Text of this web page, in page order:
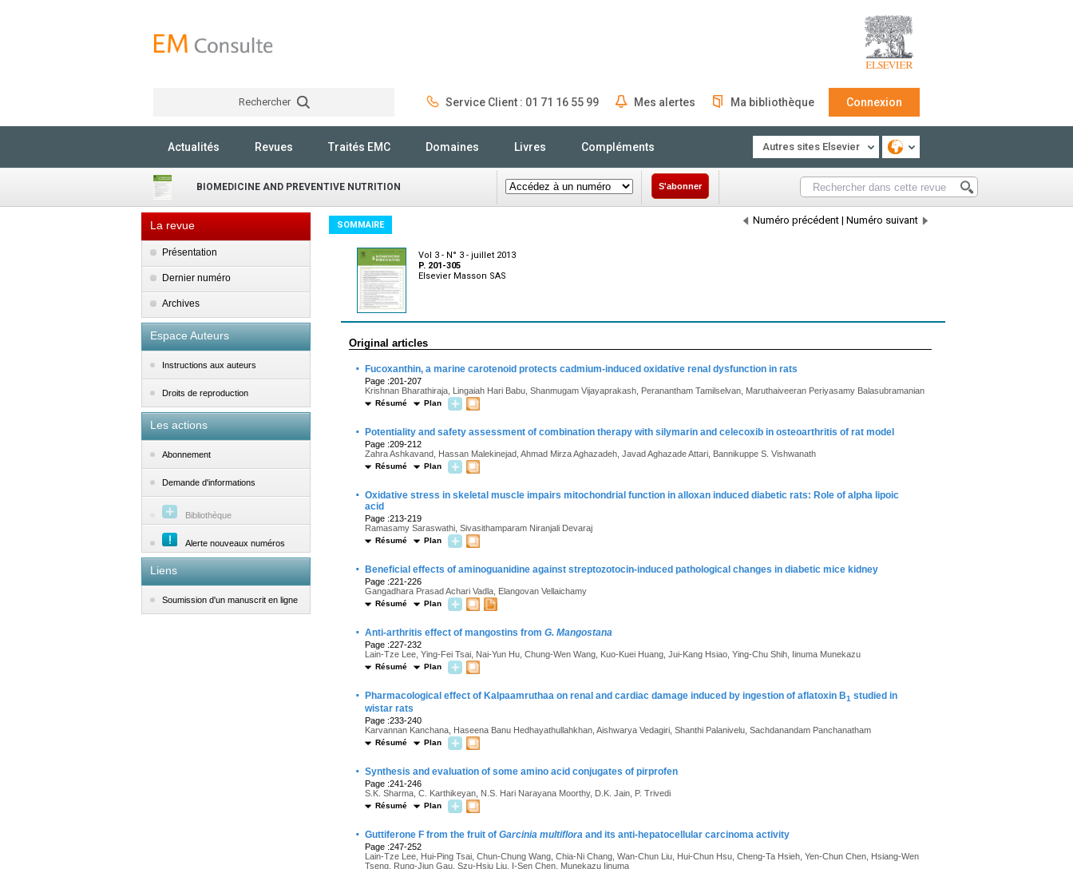
Rechercher Service Client : 01 71 16 55 99 Mes alertes Ma bibliothèque Connexion
Actualités Revues Traités EMC Domaines Livres Compléments Autres sites Elsevier
BIOMEDICINE AND PREVENTIVE NUTRITION S'abonner
La revue
Présentation
Dernier numéro
Archives
Espace Auteurs
Instructions aux auteurs
Droits de reproduction
Les actions
Abonnement
Demande d'informations
Bibliothèque
Alerte nouveaux numéros
Liens
Soumission d'un manuscrit en ligne
SOMMAIRE Numéro précédent | Numéro suivant
Vol 3 - N° 3 - juillet 2013
P. 201-305
Elsevier Masson SAS
Original articles
· Fucoxanthin, a marine carotenoid protects cadmium-induced oxidative renal dysfunction in rats
Page :201-207
Krishnan Bharathiraja, Lingaiah Hari Babu, Shanmugam Vijayaprakash, Peranantham Tamilselvan, Maruthaiveeran Periyasamy Balasubramanian
Résumé Plan
· Potentiality and safety assessment of combination therapy with silymarin and celecoxib in osteoarthritis of rat model
Page :209-212
Zahra Ashkavand, Hassan Malekinejad, Ahmad Mirza Aghazadeh, Javad Aghazade Attari, Bannikuppe S. Vishwanath
Résumé Plan
· Oxidative stress in skeletal muscle impairs mitochondrial function in alloxan induced diabetic rats: Role of alpha lipoic
acid
Page :213-219
Ramasamy Saraswathi, Sivasithamparam Niranjali Devaraj
Résumé Plan
· Beneficial effects of aminoguanidine against streptozotocin-induced pathological changes in diabetic mice kidney
Page :221-226
Gangadhara Prasad Achari Vadla, Elangovan Vellaichamy
Résumé Plan
· Anti-arthritis effect of mangostins from G. Mangostana
Page :227-232
Lain-Tze Lee, Ying-Fei Tsai, Nai-Yun Hu, Chung-Wen Wang, Kuo-Kuei Huang, Jui-Kang Hsiao, Ying-Chu Shih, Iinuma Munekazu
Résumé Plan
· Pharmacological effect of Kalpaamruthaa on renal and cardiac damage induced by ingestion of aflatoxin B1 studied in
wistar rats
Page :233-240
Karvannan Kanchana, Haseena Banu Hedhayathullahkhan, Aishwarya Vedagiri, Shanthi Palanivelu, Sachdanandam Panchanatham
Résumé Plan
· Synthesis and evaluation of some amino acid conjugates of pirprofen
Page :241-246
S.K. Sharma, C. Karthikeyan, N.S. Hari Narayana Moorthy, D.K. Jain, P. Trivedi
Résumé Plan
· Guttiferone F from the fruit of Garcinia multiflora and its anti-hepatocellular carcinoma activity
Page :247-252
Lain-Tze Lee, Hui-Ping Tsai, Chun-Chung Wang, Chia-Ni Chang, Wan-Chun Liu, Hui-Chun Hsu, Cheng-Ta Hsieh, Yen-Chun Chen, Hsiang-Wen
Tseng, Rung-Jiun Gau, Szu-Hsiu Liu, I-Sen Chen, Munekazu Iinuma